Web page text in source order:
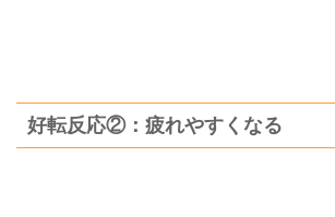
好転反応②：疲れやすくなる